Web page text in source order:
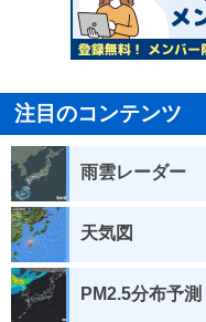
注目のコンテンツ
雨雲レーダー
天気図
PM2.5分布予測